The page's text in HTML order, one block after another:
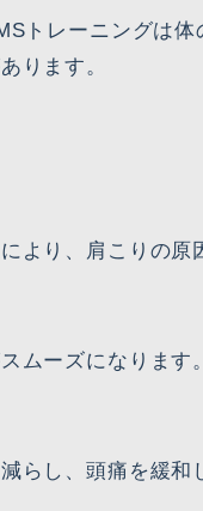
トレーニングは
ります。
より、肩こりの原
ムーズになります。
らし、頭痛を緩和